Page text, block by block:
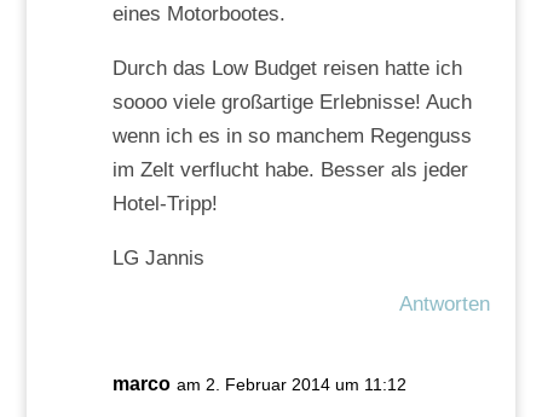
eines Motorbootes.
Durch das Low Budget reisen hatte ich
soooo viele großartige Erlebnisse! Auch
wenn ich es in so manchem Regenguss
im Zelt verflucht habe. Besser als jeder
Hotel-Tripp!
LG Jannis
Antworten
marco am 2. Februar 2014 um 11:12